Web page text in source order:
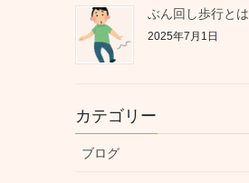
ぶん回し歩行とは
2025年7月1日
カテゴリー
ブログ